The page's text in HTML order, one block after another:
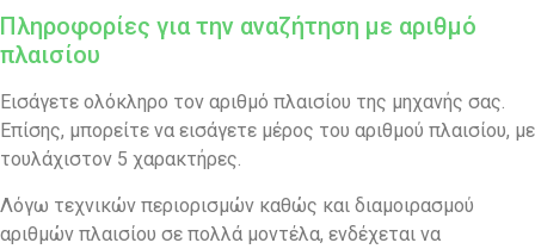
Πληροφορίες για την αναζήτηση με αριθμό
πλαισίου
Εισάγετε ολόκληρο τον αριθμό πλαισίου της μηχανής σας.
Επίσης, μπορείτε να εισάγετε μέρος του αριθμού πλαισίου, με
τουλάχιστον 5 χαρακτήρες.
Λόγω τεχνικών περιορισμών καθώς και διαμοιρασμού
αριθμών πλαισίου σε πολλά μοντέλα, ενδέχεται να